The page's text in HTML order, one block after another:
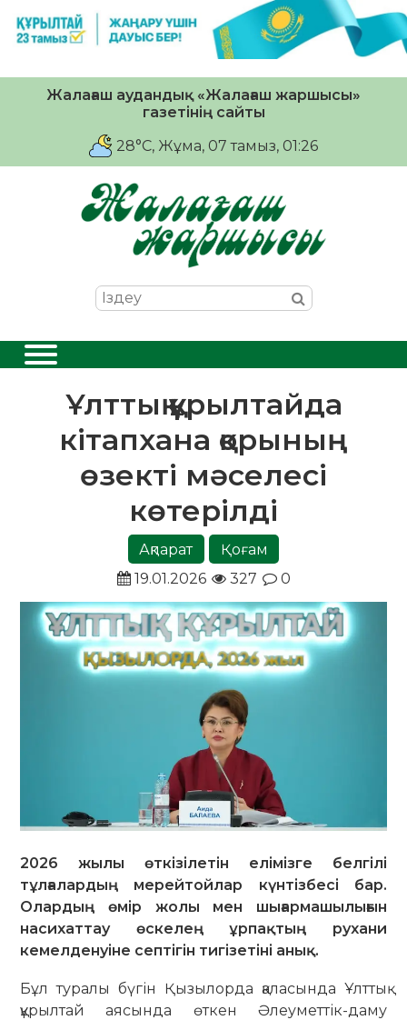
Жалағаш аудандық «Жалағаш жаршысы»
газетінің сайты
28°C, Жұма, 07 тамыз, 01:26
Ұлттық құрылтайда
кітапхана қорының
өзекті мәселесі
көтерілді
Ақпарат
Қоғам
19.01.2026
327 0
2026 жылы өткізілетін елімізге белгілі
тұлғалардың мерейтойлар күнтізбесі бар.
Олардың өмір жолы мен шығармашылығын
насихаттау өскелең ұрпақтың рухани
кемелденуіне септігін тигізетіні анық.
Бұл туралы бүгін Қызылорда қаласында Ұлттық
құрылтай аясында өткен Әлеуметтік-даму